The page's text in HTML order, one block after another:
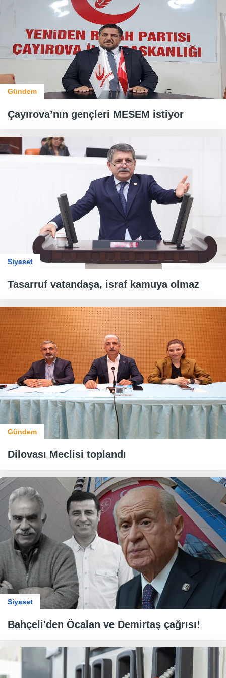
Gündem
Çayırova’nın gençleri MESEM istiyor
Siyaset
Tasarruf vatandaşa, israf kamuya olmaz
Gündem
Dilovası Meclisi toplandı
Siyaset
Bahçeli'den Öcalan ve Demirtaş çağrısı!